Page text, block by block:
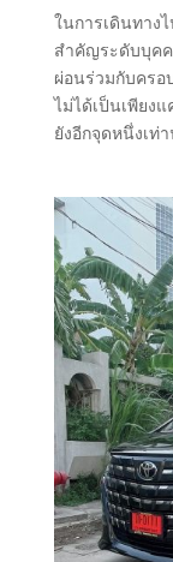
ในการเดินทาง
สำคัญระดับบุคค
ผ่อนร่วมกับครอ
ไม่ได้เป็นเพียง
ยังอีกจุดหนึ่งเท่